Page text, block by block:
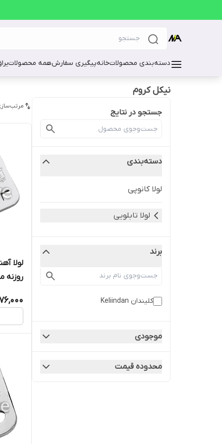
دسته‌بندی محصولاتخانهپیگیری سفارشهمه محصولات
نیکل کروم
جستجو در نتایج
دسته‌بندی
لولا کانوپی
لولا تابلویی
برند
کلیندان Keliindan
موجودی
محدوده قیمت
روزنه